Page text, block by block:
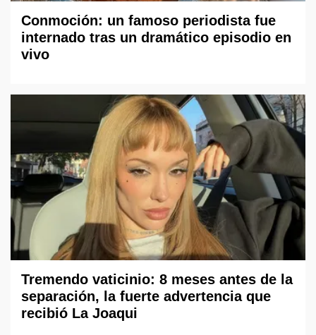
Conmoción: un famoso periodista fue
internado tras un dramático episodio en
vivo
Tremendo vaticinio: 8 meses antes de la
separación, la fuerte advertencia que
recibió La Joaqui